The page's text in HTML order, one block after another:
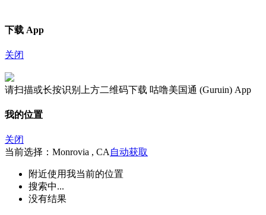
下载 App
关闭
请扫描或长按识别上方二维码下载 咕噜美国通 (Guruin) App
我的位置
关闭
当前选择：Monrovia , CA 自动获取
附近使用我当前的位置
搜索中...
没有结果